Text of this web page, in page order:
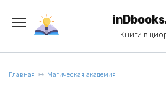
содержанию
Книги в
Главная Магическая академия